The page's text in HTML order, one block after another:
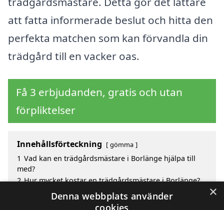
att fatta informerade beslut och hitta den
perfekta matchen som kan förvandla din
trädgård till en vacker oas.
Få 3 erbjudanden, gratis och utan
förpliktelser
Innehållsförteckning gömma
1 Vad kan en trädgårdsmästare i Borlänge hjälpa till
med?
2 Hur mycket kostar en trädgårdsmästare i Borlänge?
Fördelar med att välja trädgårdsmästare i Borlänge
Sök efter en skicklig trädgårdsmästare i de
×
Denna webbplats använder
cookies